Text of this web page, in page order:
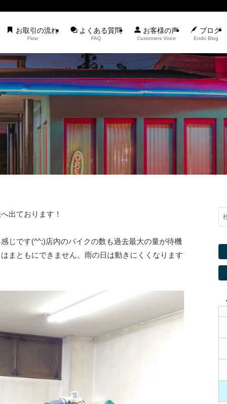
お取引の流れ
Flow
よくある質問
FAQ
お客様の声
Customers Voice
ブログ
Endo Blog
出ております！
じです(^^;)店内のバイクの数も過去最大の量が待機
まともにできません。雨の日は動きにくくなります